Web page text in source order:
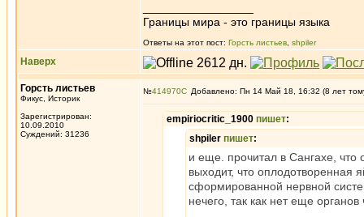
Границы мира - это границы языка
Ответы на этот пост: Горсть листьев shpiler
Наверх
Горсть листьев
Фикус, Историк
Зарегистрирован:
10.09.2010
Суждений: 31236
№414970 Добавлено: Пн 14 Май 18, 16:32 (8 лет
empiriocritic_1900 пишет:
shpiler пишет:
и еще. прочитал в Сангахе, что
выходит, что оплодотворенная
сформированной нервной
нечего, так как нет еще